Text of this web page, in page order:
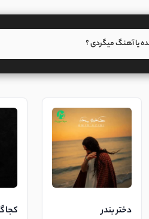
دختر بندر کجا